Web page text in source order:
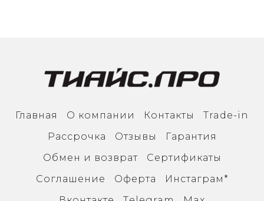
Главная О компании Контакты
Trade-in
Рассрочка
Отзывы
Гарантия
Обмен и возврат
Сертификаты
Соглашение
Оферта
Инcтаграм*